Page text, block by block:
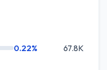
0.22% 67.8K